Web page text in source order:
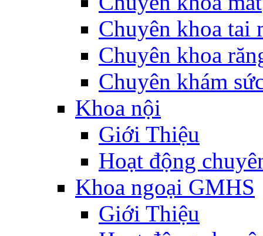
Chuyên khoa tai
Chuyên khoa
Chuyên khám
Khoa nội
Giới Thiệu
Hoạt động
Khoa ngoại GMHS
Giới Thiệu